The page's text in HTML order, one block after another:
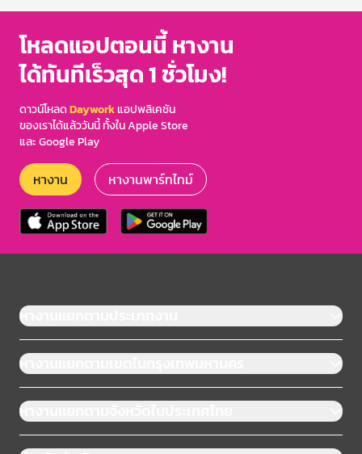
โหลดแอปตอนนี้ หางาน
ได้ทันทีเร็วสุด 1 ชั่วโมง!
ดาวน์โหลดDayworkแอปพลิเคชัน
ของเราได้แล้ววันนี้ ทั้งใน Apple Store
และ Google Play
หางาน หางานพาร์ทไทม์
หางานแยกตามประเภทงาน
หางานแยกตามเขตในกรุงเทพมหานคร
หางานแยกตามจังหวัดในประเทศไทย